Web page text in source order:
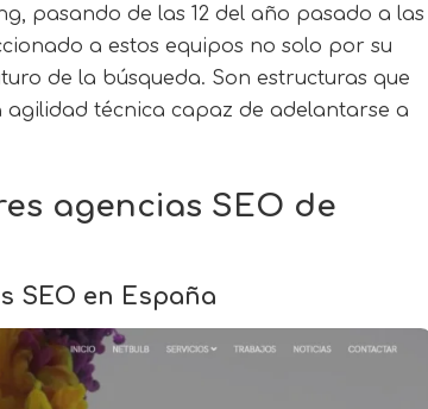
pasando de las 12 del año pasado a las
a estos equipos no solo por su
de la búsqueda. Son estructuras que
técnica capaz de adelantarse a
agencias SEO de
SEO en España